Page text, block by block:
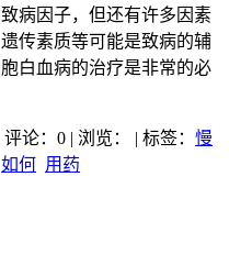
病因子，但还有许多因素
传素质等可能是致病的辅
白血病的治疗是非常的必
论：0 | 浏览： | 标签： 慢
如何 用药